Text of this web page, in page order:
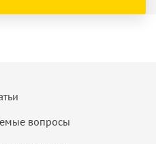
вопросы